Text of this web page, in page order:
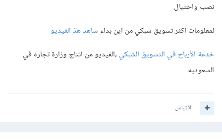
نصب واحتيال
لمعلومات اكثر تسويق شبكي من اين بداء شاهد هذ الفيديو
خدعة الأرباح في التسويق الشبكي,الفيديو من انتاج وزارة تجاره في
السعوديه
اقتباس